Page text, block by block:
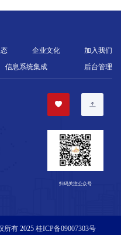
企业文化
加入我们
信息系统集成 后台管理
扫码关注公众号
所有 2025 桂ICP备09007303号